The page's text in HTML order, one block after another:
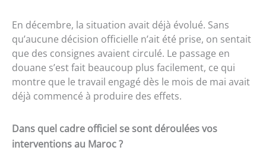
En décembre, la situation avait déjà évolué. Sans
qu’aucune décision officielle n’ait été prise, on sentait
que des consignes avaient circulé. Le passage en
douane s’est fait beaucoup plus facilement, ce qui
montre que le travail engagé dès le mois de mai avait
déjà commencé à produire des effets.
Dans quel cadre officiel se sont déroulées vos
interventions au Maroc ?